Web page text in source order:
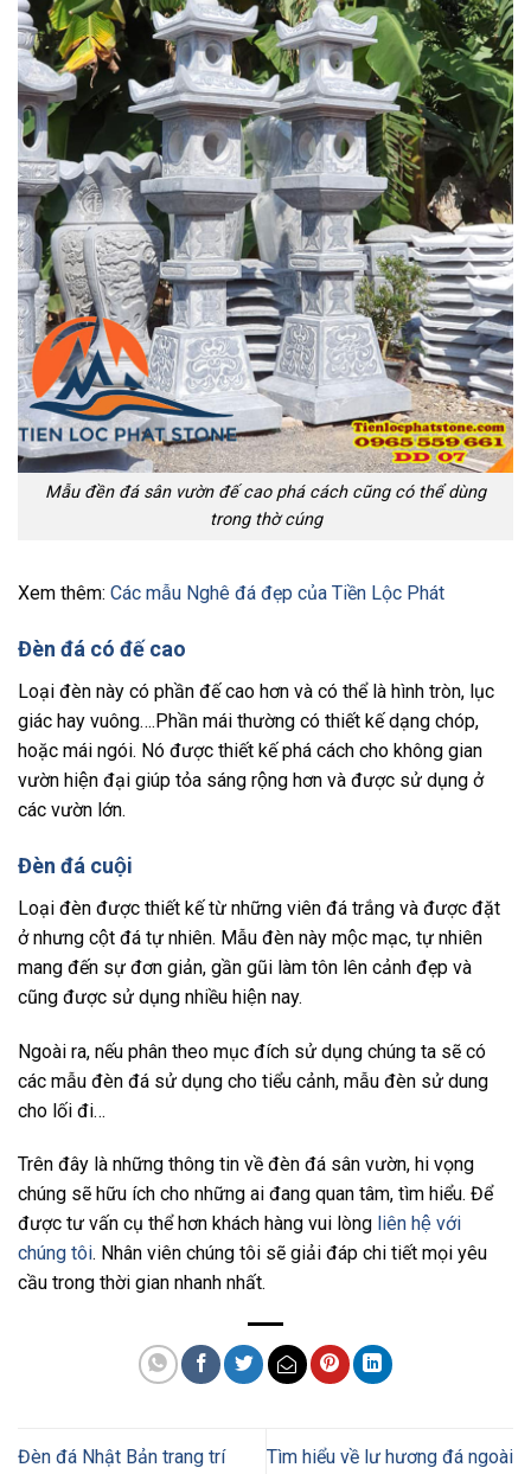
Mẫu đền đá sân vườn đế cao phá cách cũng có thể dùng
trong thờ cúng
Xem thêm: Các mẫu Nghê đá đẹp của Tiền Lộc Phát
Đèn đá có đế cao
Loại đèn này có phần đế cao hơn và có thể là hình tròn, lục
giác hay vuông….Phần mái thường có thiết kế dạng chóp,
hoặc mái ngói. Nó được thiết kế phá cách cho không gian
vườn hiện đại giúp tỏa sáng rộng hơn và được sử dụng ở
các vườn lớn.
Đèn đá cuội
Loại đèn được thiết kế từ những viên đá trắng và được đặt
ở nhưng cột đá tự nhiên. Mẫu đèn này mộc mạc, tự nhiên
mang đến sự đơn giản, gần gũi làm tôn lên cảnh đẹp và
cũng được sử dụng nhiều hiện nay.
Ngoài ra, nếu phân theo mục đích sử dụng chúng ta sẽ có
các mẫu đèn đá sử dụng cho tiểu cảnh, mẫu đèn sử dung
cho lối đi…
Trên đây là những thông tin về đèn đá sân vườn, hi vọng
chúng sẽ hữu ích cho những ai đang quan tâm, tìm hiểu. Để
được tư vấn cụ thể hơn khách hàng vui lòng liên hệ với
chúng tôi. Nhân viên chúng tôi sẽ giải đáp chi tiết mọi yêu
cầu trong thời gian nhanh nhất.
Đèn đá Nhật Bản trang trí
Tìm hiểu về lư hương đá ngoài